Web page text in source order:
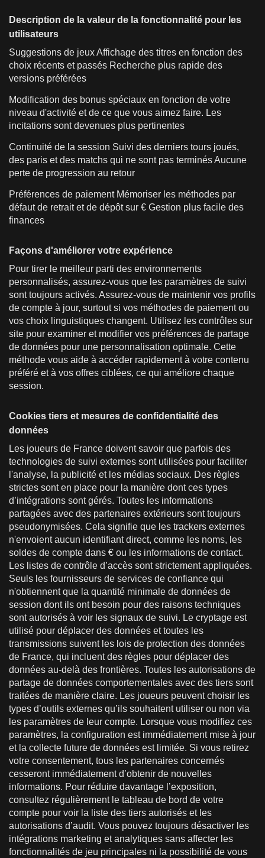
Description de la valeur de la fonctionnalité pour les
utilisateurs
Suggestions de jeux Affichage des titres en fonction des
choix récents et passés Recherche plus rapide des
versions préférées
Modification des bonus spéciaux en fonction de votre
niveau d'activité et de ce que vous aimez faire. Les
incitations sont devenues plus pertinentes
Continuité de la session Suivi des derniers tours joués,
des paris et des matchs qui ne sont pas terminés Aucune
perte de progression au retour
Préférences de paiement Mémoriser les méthodes par
défaut de retrait et de dépôt sur € Gestion plus facile des
finances
Façons d'améliorer votre expérience
Pour tirer le meilleur parti des environnements
personnalisés, assurez-vous que les paramètres de suivi
sont toujours activés. Assurez-vous de maintenir vos profils
de compte à jour, surtout si vos méthodes de paiement ou
vos choix linguistiques changent. Utilisez les contrôles sur
site pour examiner et modifier vos préférences de partage
de données pour une personnalisation optimale. Cette
méthode vous aide à accéder rapidement à votre contenu
préféré et à vos offres ciblées, ce qui améliore chaque
session.
Cookies tiers et mesures de confidentialité des
données
Les joueurs de France doivent savoir que parfois des
technologies de suivi externes sont utilisées pour faciliter
l'analyse, la publicité et les médias sociaux. Des règles
strictes sont en place pour la manière dont ces types
d’intégrations sont gérés. Toutes les informations
partagées avec des partenaires extérieurs sont toujours
pseudonymisées. Cela signifie que les trackers externes
n'envoient aucun identifiant direct, comme les noms, les
soldes de compte dans € ou les informations de contact.
Les listes de contrôle d’accès sont strictement appliquées.
Seuls les fournisseurs de services de confiance qui
n'obtiennent que la quantité minimale de données de
session dont ils ont besoin pour des raisons techniques
sont autorisés à voir les signaux de suivi. Le cryptage est
utilisé pour déplacer des données et toutes les
transmissions suivent les lois de protection des données
de France, qui incluent des règles pour déplacer des
données au-delà des frontières. Toutes les autorisations de
partage de données comportementales avec des tiers sont
traitées de manière claire. Les joueurs peuvent choisir les
types d’outils externes qu’ils souhaitent utiliser ou non via
les paramètres de leur compte. Lorsque vous modifiez ces
paramètres, la configuration est immédiatement mise à jour
et la collecte future de données est limitée. Si vous retirez
votre consentement, tous les partenaires concernés
cesseront immédiatement d’obtenir de nouvelles
informations. Pour réduire davantage l’exposition,
consultez régulièrement le tableau de bord de votre
compte pour voir la liste des tiers autorisés et les
autorisations d’audit. Vous pouvez toujours désactiver les
intégrations marketing et analytiques sans affecter les
fonctionnalités de jeu principales ni la possibilité de vous